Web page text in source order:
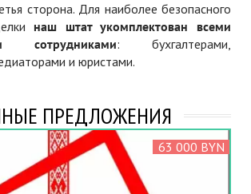
сторона. Для наиболее безопасного
наш штат укомплектован всеми
сотрудниками: бухгалтерами,
и юристами.
ПРЕДЛОЖЕНИЯ
63 000 BYN